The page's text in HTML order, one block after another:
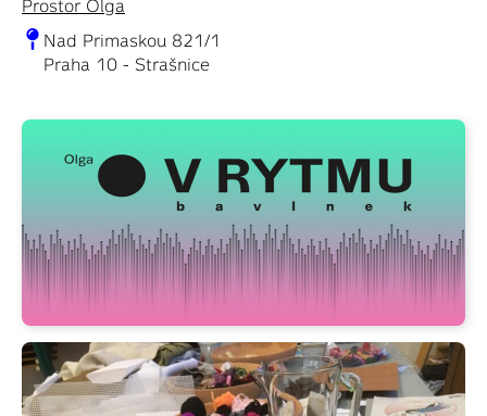
Prostor Olga
Nad Primaskou 821/1
Praha 10 - Strašnice